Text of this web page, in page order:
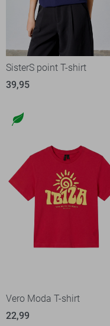
SisterS point T-shirt
39,95
Vero Moda T-shirt
22,99